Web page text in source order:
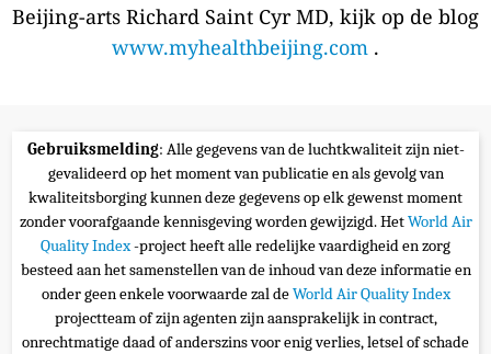
Beijing-arts Richard Saint Cyr MD, kijk op de blog
www.myhealthbeijing.com .
Gebruiksmelding: Alle gegevens van de luchtkwaliteit zijn niet-
gevalideerd op het moment van publicatie en als gevolg van
kwaliteitsborging kunnen deze gegevens op elk gewenst moment
zonder voorafgaande kennisgeving worden gewijzigd. HetWorld Air
Quality Index-project heeft alle redelijke vaardigheid en zorg
besteed aan het samenstellen van de inhoud van deze informatie en
onder geen enkele voorwaarde zal deWorld Air Quality Index
projectteam of zijn agenten zijn aansprakelijk in contract,
onrechtmatige daad of anderszins voor enig verlies, letsel of schade